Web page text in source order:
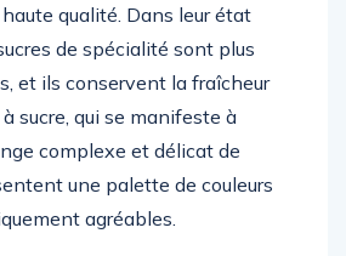
qualité. Dans leur état
de spécialité sont plus
et ils conservent la fraîcheur
sucre, qui se manifeste à
complexe et délicat de
une palette de couleurs
agréables.